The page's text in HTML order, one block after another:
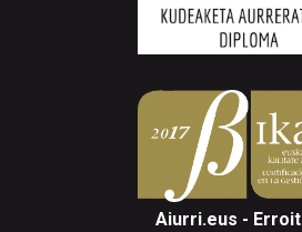
Aiurri.eus -